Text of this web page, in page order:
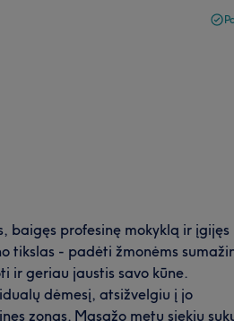
baigęs profesinę mokyklą ir įgijęs
tikslas - padėti žmonėms
ir geriau jaustis savo kūne.
dėmesį, atsižvelgiu į jo
zonas. Masažo metu siekiu